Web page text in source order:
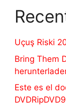
Uçuş Riski
Bring Them
Este es el